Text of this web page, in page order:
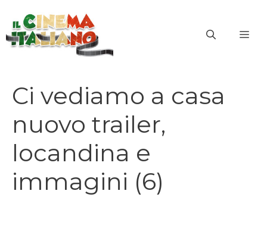
contenuto
Ci vediamo a casa
nuovo trailer,
locandina e
immagini (6)